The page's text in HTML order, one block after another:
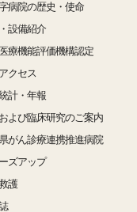
5-11 お知らせ
5-8 お知らせ
4-20
26-4-14
病院の歴史・使命
設備紹介
療機能評価機構認定
クセス
計・年報
よび臨床研究のご案内
がん診療連携推進病院
ズアップ
護